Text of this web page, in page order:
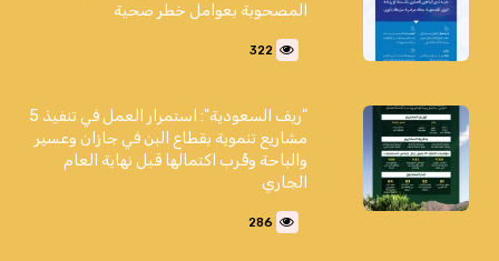
المصحوبة بعوامل خطر صحية
322
"ريف السعودية": استمرار العمل في تنفيذ 5
مشاريع تنموية بقطاع البن في جازان وعسير
والباحة وقُرب اكتمالها قبل نهاية العام
الجاري
286